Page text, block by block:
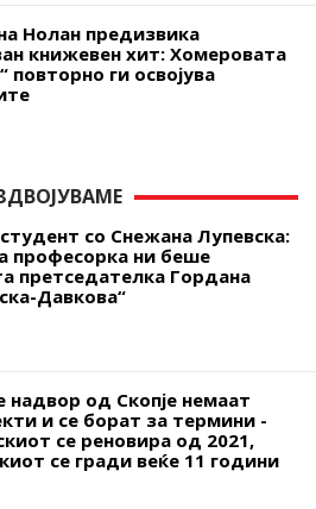
Нолан предизвика
книжевен хит: Хомеровата
повторно ги освојува
со Снежана Лупевска:
професорка ни беше
претседателка Гордана
Давкова“
надвор од Скопје немаат
и се борат за термини -
се реновира од 2021,
се гради веќе 11 години